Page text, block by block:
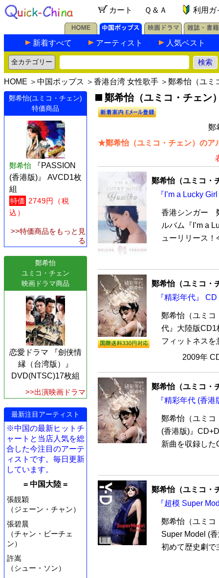
カート Ｑ＆Ａ 利用ガ
新着すべて アーティスト 人気ベスト
HOME ＞ 中国ポップス ＞ 香港台湾 女性歌手 ＞鄭希怡（ユミ
鄭希怡(ユミコ・チェン)
特価商品
鄭希怡
『PASSION
(香港版)』 AVCD1枚
組
特価 2749円（税
込）
>>特価商品をもっと見
る
鄭希怡
ユミコ・チェン
映画ドラマ商品
恋愛ドラマ 『劍侠情
縁（台湾版）』
DVD(NTSC)17枚組
>>出演映画ドラマ
最新注目アーティスト
※中国の最新ヒットチ
ャートと当店人気を総
合した今注目のアーテ
ィストです。毎日更新
しています。
= 中国大陸 =
張靚穎
（ジェーン・チャン）
張碧晨
（チャン・ビーチェ
ン）
許嵩
（シュー・ソン）
鄭希怡（ユミコ・チェン
鄭
★鄭希怡（ユミコ・チェン）のア
鄭希怡（ユミコ・
『I’m a Lucky
香港シンガー
ルバム『I’m a
ューリリース
鄭希怡（ユミコ・
『精彩年代』
鄭希怡（ユミコ
代』大陸版CD1
フィットネスを
2009年
鄭希怡（ユミコ・
『精彩年代 (香
鄭希怡（ユミコ
(香港版)』
新曲を収録した
鄭希怡（ユミコ・
『超模 Super
鄭希怡（ユミコ
Super Model (
初めて歴史劇で